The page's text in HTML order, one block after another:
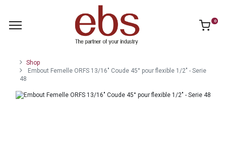
0
Shop
Embout Femelle ORFS 13/16" Coude 45° pour flexible 1/2" - Serie
48